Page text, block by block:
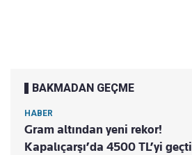
BAKMADAN GEÇME
HABER
Gram altından yeni rekor!
Kapalıçarşı’da 4500 TL’yi geçti